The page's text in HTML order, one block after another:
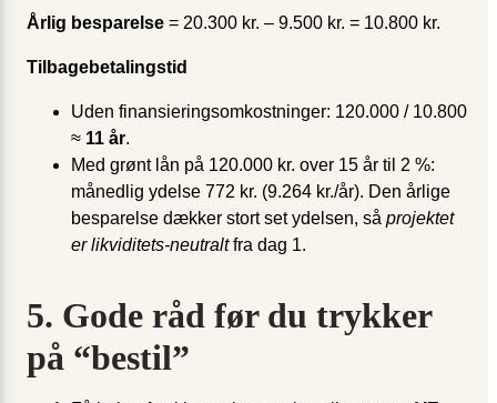
Årlig besparelse = 20.300 kr. – 9.500 kr. = 10.800 kr.
Tilbagebetalingstid
Uden finansieringsomkostninger: 120.000 / 10.800
≈ 11 år.
Med grønt lån på 120.000 kr. over 15 år til 2 %:
månedlig ydelse 772 kr. (9.264 kr./år). Den årlige
besparelse dækker stort set ydelsen, så projektet
er likviditets-neutraltfra dag 1.
5. Gode råd før du trykker
på “bestil”